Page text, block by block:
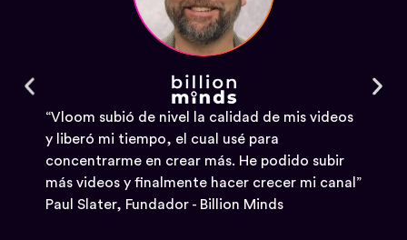
“Vloom subió de nivel la calidad de mis videos
y liberó mi tiempo, el cual usé para
concentrarme en crear más. He podido subir
más videos y finalmente hacer crecer mi canal”
Paul Slater, Fundador - Billion Minds